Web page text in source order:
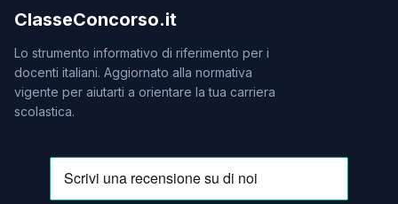
ClasseConcorso.it
Lo strumento informativo di riferimento per i
docenti italiani. Aggiornato alla normativa
vigente per aiutarti a orientare la tua carriera
scolastica.